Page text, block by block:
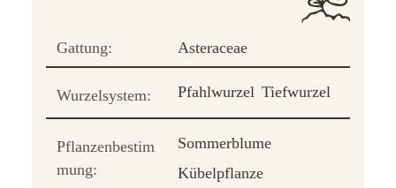
Gattung: Asteraceae
Wurzelsystem: Pfahlwurzel Tiefwurzel
Pflanzenbestim
mung:
Sommerblume
Kübelpflanze